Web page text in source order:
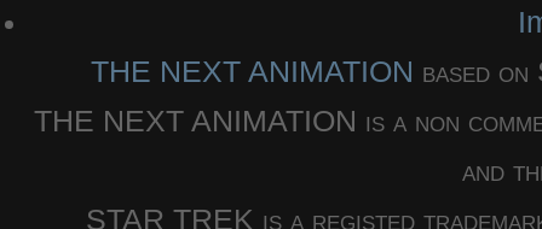
THE NEXT ANIMATION based
THE NEXT ANIMATION is a non
and
STAR TREK is a registed